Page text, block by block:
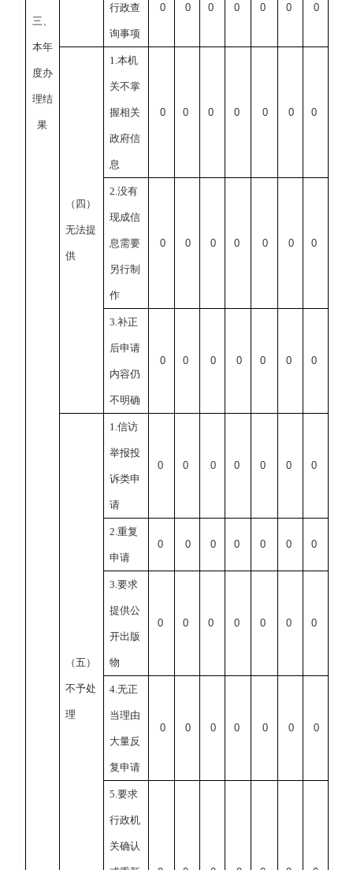
三、
本年
度办
理结
果
行政查
询事项
0 0 0 0 0 0 0
（四）
无法提
供
1.本机
关不掌
握相关
政府信
息
0 0 0 0 0 0 0
2.没有
现成信
息需要
另行制
作
0 0 0 0 0 0 0
3.补正
后申请
内容仍
不明确
0 0 0 0 0 0 0
（五）
不予处
理
1.信访
举报投
诉类申
请
0 0 0 0 0 0 0
2.重复
申请
0 0 0 0 0 0 0
3.要求
提供公
开出版
物
0 0 0 0 0 0 0
4.无正
当理由
大量反
复申请
0 0 0 0 0 0 0
5.要求
行政机
关确认